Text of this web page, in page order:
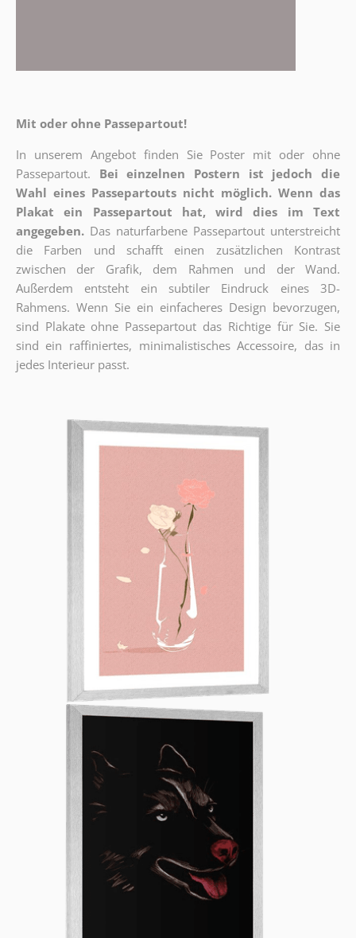
Mit oder ohne Passepartout!
In unserem Angebot finden Sie Poster mit oder ohne
Passepartout.
Bei einzelnen Postern ist jedoch die
Wahl eines Passepartouts nicht möglich. Wenn das
Plakat ein Passepartout hat, wird dies im Text
angegeben. Das naturfarbene Passepartout unterstreicht
die Farben und schafft einen zusätzlichen Kontrast
zwischen der Grafik, dem Rahmen und der Wand.
Außerdem entsteht ein subtiler Eindruck eines 3D-
Rahmens. Wenn Sie ein einfacheres Design bevorzugen,
sind Plakate ohne Passepartout das Richtige für Sie. Sie
sind ein raffiniertes, minimalistisches Accessoire, das in
jedes Interieur passt.